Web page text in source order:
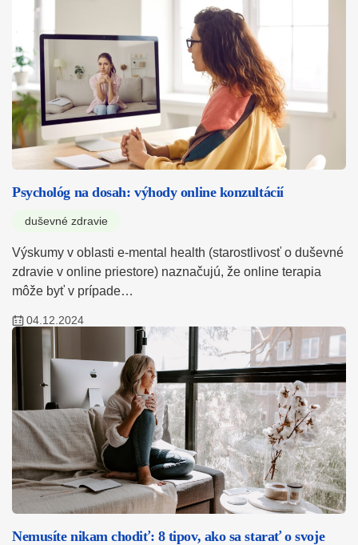
Psychológ na dosah: výhody online konzultácií
duševné zdravie
Výskumy v oblasti e-mental health (starostlivosť o duševné
zdravie v online priestore) naznačujú, že online terapia
môže byť v prípade…
04.12.2024
Nemusíte nikam chodiť: 8 tipov, ako sa starať o svoje